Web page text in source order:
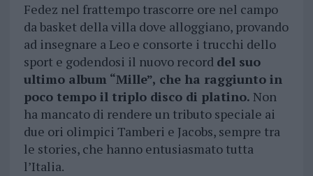
Fedez nel frattempo trascorre ore nel campo
da basket della villa dove alloggiano, provando
ad insegnare a Leo e consorte i trucchi dello
sport e godendosi il nuovo record del suo
ultimo album “Mille”, che ha raggiunto in
poco tempo il triplo disco di platino. Non
ha mancato di rendere un tributo speciale ai
due ori olimpici Tamberi e Jacobs, sempre tra
le stories, che hanno entusiasmato tutta
l’Italia.